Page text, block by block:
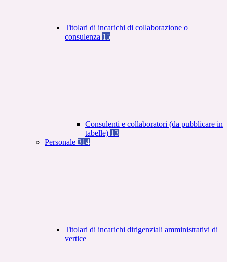
Titolari di incarichi di collaborazione o
consulenza 15
Consulenti e collaboratori (da pubblicare in
tabelle) 13
Personale 314
Titolari di incarichi dirigenziali amministrativi di
vertice